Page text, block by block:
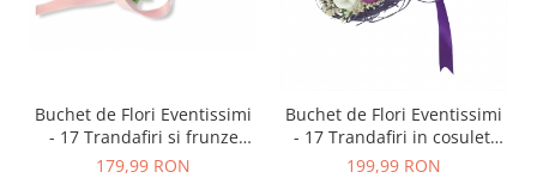
Buchet de Flori Eventissimi
- 17 Trandafiri si frunze
fosilizate, Alb/Crem
179,99 RON
Buchet de Flori Eventissimi
- 17 Trandafiri in cosulet,
Alb/Mov
199,99 RON